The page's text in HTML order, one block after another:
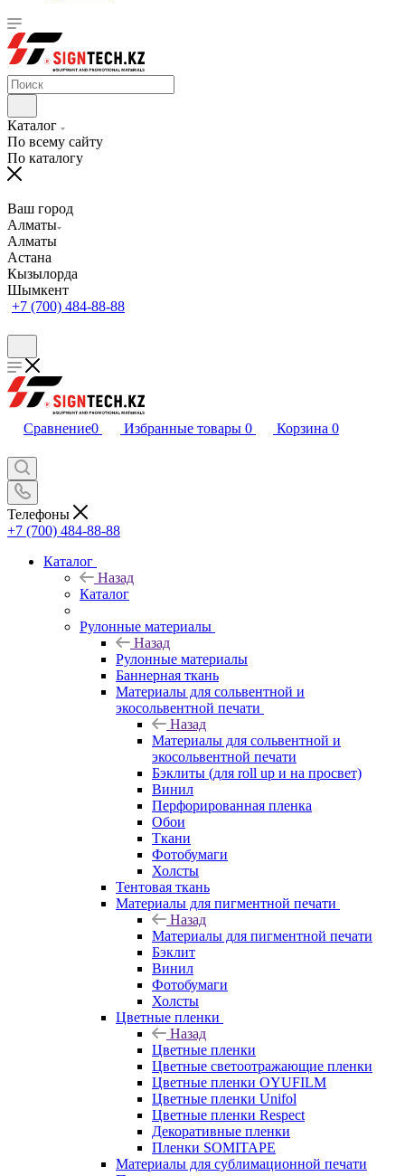
Каталог
По всему сайту
По каталогу
Ваш город
Алматы
Алматы
Астана
Кызылорда
Шымкент
+7 (700) 484-88-88
Сравнение0 Избранные товары 0 Корзина 0
Телефоны
+7 (700) 484-88-88
Каталог
Назад
Каталог
Рулонные материалы
Назад
Рулонные материалы
Баннерная ткань
Материалы для сольвентной и
экосольвентной печати
Назад
Материалы для сольвентной и
экосольвентной печати
Бэклиты (для roll up и на просвет)
Винил
Перфорированная пленка
Обои
Ткани
Фотобумаги
Холсты
Тентовая ткань
Материалы для пигментной печати
Назад
Материалы для пигментной печати
Бэклит
Винил
Фотобумаги
Холсты
Цветные пленки
Назад
Цветные пленки
Цветные светоотражающие пленки
Цветные пленки OYUFILM
Цветные пленки Unifol
Цветные пленки Respect
Декоративные пленки
Пленки SOMITAPE
Материалы для сублимационной печати